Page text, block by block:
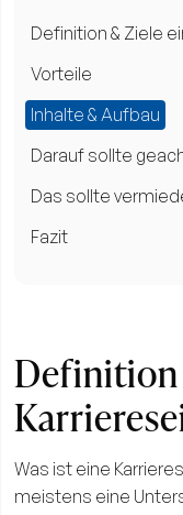
Definition & Ziele
Vorteile
Inhalte & Aufbau
Darauf sollte
Das sollte
Fazit
Was ist eine
meistens eine